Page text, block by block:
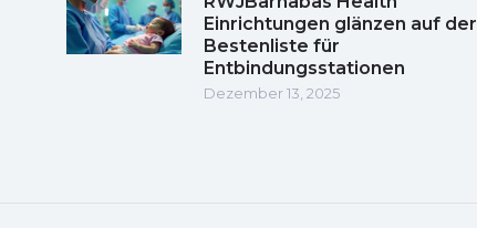
Einrichtungen glänzen auf der
Bestenliste für
Entbindungsstationen
Dezember 13, 2025